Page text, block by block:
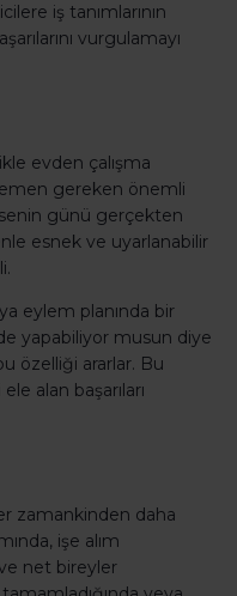
iş tanımlarının
vurgulamayı
evden çalışma
gereken önemli
günü gerçekten
esnek ve uyarlanabilir
eylem planında bir
yapabiliyor musun diye
özelliği ararlar. Bu
alan başarıları
zamankinden daha
işe alım
net bireyler